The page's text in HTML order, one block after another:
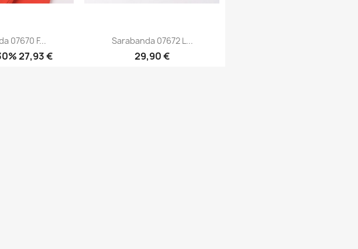
07670 F...
27,93 €
Sarabanda 07672 L...
29,90 €